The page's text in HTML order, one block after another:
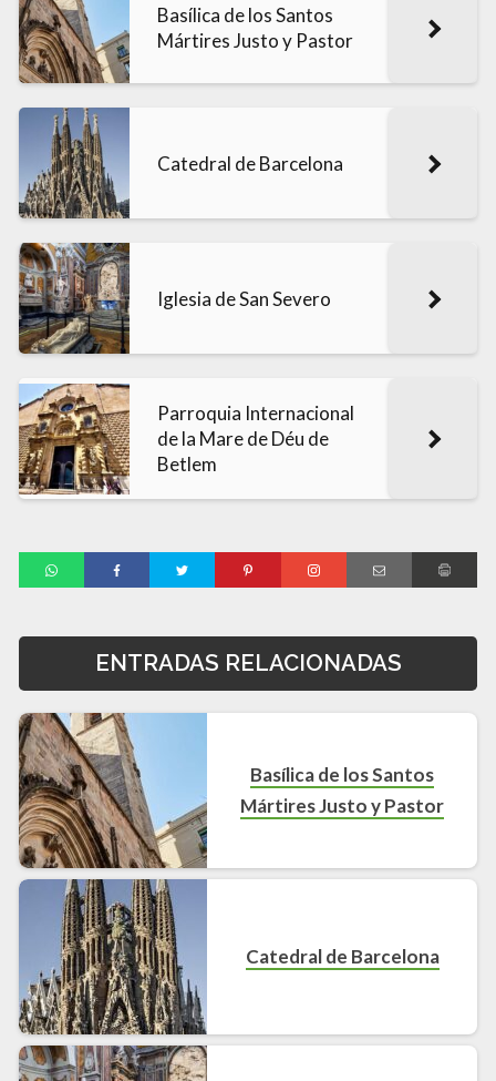
Basílica de los Santos
Mártires Justo y Pastor
Catedral de Barcelona
Iglesia de San Severo
Parroquia Internacional
de la Mare de Déu de
Betlem
ENTRADAS RELACIONADAS
Basílica de los Santos
Mártires Justo y Pastor
Catedral de Barcelona